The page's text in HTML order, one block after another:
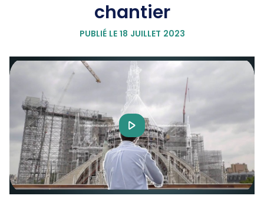
chantier
PUBLIÉ LE 18 JUILLET 2023
Play
Video